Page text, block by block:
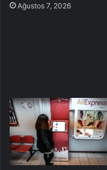
Ağustos 7, 2026